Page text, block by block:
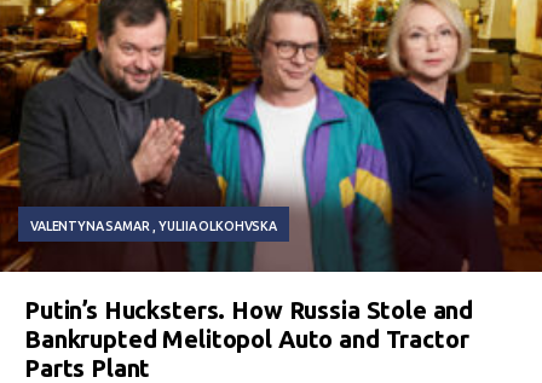
VALENTYNA SAMAR YULIIA OLKOHVSKA
Putin’s Hucksters. How Russia Stole and
Bankrupted Melitopol Auto and Tractor
Parts Plant